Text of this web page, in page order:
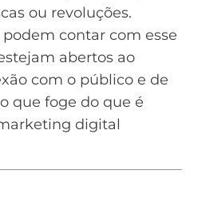
ou revoluções.
contar com esse
abertos ao
com o público e de
que foge do que é
digital